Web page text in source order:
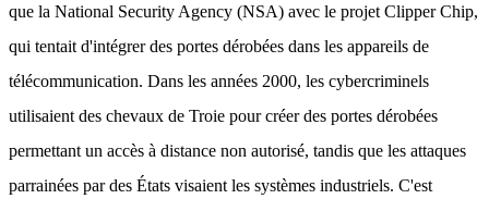
que la National Security Agency (NSA) avec le projet Clipper Chip,
qui tentait d'intégrer des portes dérobées dans les appareils de
télécommunication. Dans les années 2000, les cybercriminels
utilisaient des chevaux de Troie pour créer des portes dérobées
permettant un accès à distance non autorisé, tandis que les attaques
parrainées par des États visaient les systèmes industriels. C'est